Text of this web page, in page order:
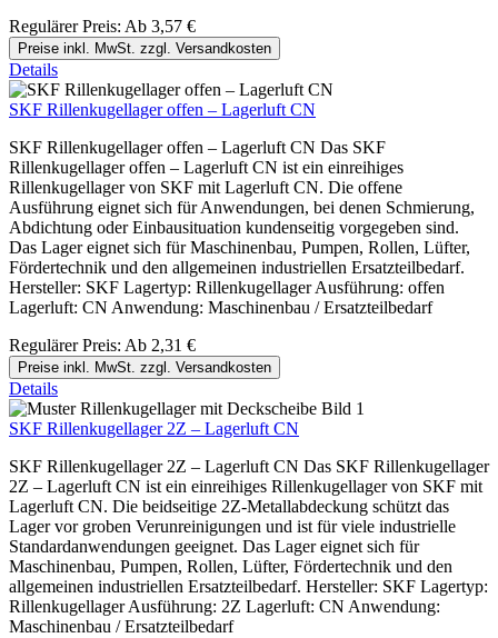
Regulärer Preis: Ab 3,57 €
Preise inkl. MwSt. zzgl. Versandkosten
Details
SKF Rillenkugellager offen – Lagerluft CN
SKF Rillenkugellager offen – Lagerluft CN Das SKF
Rillenkugellager offen – Lagerluft CN ist ein einreihiges
Rillenkugellager von SKF mit Lagerluft CN. Die offene
Ausführung eignet sich für Anwendungen, bei denen Schmierung,
Abdichtung oder Einbausituation kundenseitig vorgegeben sind.
Das Lager eignet sich für Maschinenbau, Pumpen, Rollen, Lüfter,
Fördertechnik und den allgemeinen industriellen Ersatzteilbedarf.
Hersteller: SKF Lagertyp: Rillenkugellager Ausführung: offen
Lagerluft: CN Anwendung: Maschinenbau / Ersatzteilbedarf
Regulärer Preis: Ab 2,31 €
Preise inkl. MwSt. zzgl. Versandkosten
Details
SKF Rillenkugellager 2Z – Lagerluft CN
SKF Rillenkugellager 2Z – Lagerluft CN Das SKF Rillenkugellager
2Z – Lagerluft CN ist ein einreihiges Rillenkugellager von SKF mit
Lagerluft CN. Die beidseitige 2Z-Metallabdeckung schützt das
Lager vor groben Verunreinigungen und ist für viele industrielle
Standardanwendungen geeignet. Das Lager eignet sich für
Maschinenbau, Pumpen, Rollen, Lüfter, Fördertechnik und den
allgemeinen industriellen Ersatzteilbedarf. Hersteller: SKF Lagertyp:
Rillenkugellager Ausführung: 2Z Lagerluft: CN Anwendung:
Maschinenbau / Ersatzteilbedarf